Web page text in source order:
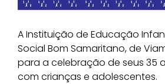
A Instituição de Educação
Social Bom Samaritano, de
para a celebração de seus 35
com crianças e adolescentes.